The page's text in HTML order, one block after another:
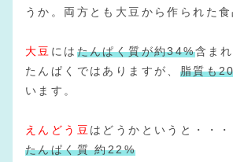
うか。両方とも大豆から作られた食
大豆 には たんぱく質が約34%含ま
たんぱくではありますが、 脂質も
います。
えんどう豆 はどうかというと・・・
たんぱく質 約22%